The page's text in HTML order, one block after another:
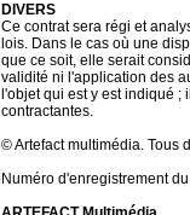
DIVERS
Ce contrat sera régi et
lois. Dans le cas où une
que ce soit, elle serait
validité ni l'application des
l'objet qui est y est indiqué
contractantes.
© Artefact multimédia. Tous
Numéro d'enregistrement